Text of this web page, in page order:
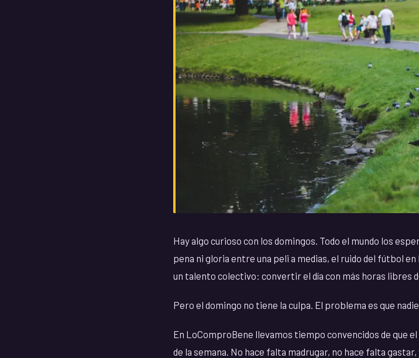
Hay algo curioso con los domingos. Todo el mundo los
pena ni gloria entre una peli a medias, el ruido del fútbol en
un talento colectivo: convertir el día con más horas libres
Pero el domingo no tiene la culpa. El problema es que
En LoComproBene llevamos tiempo convencidos de que
de la semana. No hace falta madrugar, no hace falta